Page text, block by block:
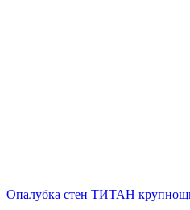
Опалубка стен ТИТАН